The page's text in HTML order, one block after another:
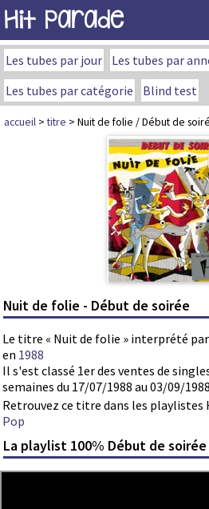
Hit Parade
Les tubes par jour Les tubes par
Les tubes par catégorie
Blind test
accueil >titre > Nuit de folie / Début de
Nuit de folie - Début de soirée
Le titre « Nuit de folie » interprété
en 1988
Il s'est classé 1er des ventes de
semaines du 17/07/1988 au 03/09/
Retrouvez ce titre dans les playlistes
Pop
La playlist 100% Début de soirée